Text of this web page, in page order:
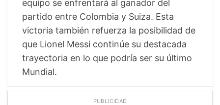
equipo se enfrentará al ganador del
partido entre Colombia y Suiza. Esta
victoria también refuerza la posibilidad de
que Lionel Messi continúe su destacada
trayectoria en lo que podría ser su último
Mundial.
PUBLICIDAD